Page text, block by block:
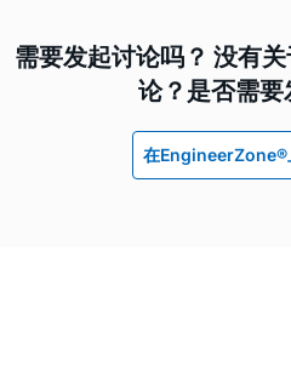
需要发起讨论吗？ 没有
论？是否需要
在EngineerZone®